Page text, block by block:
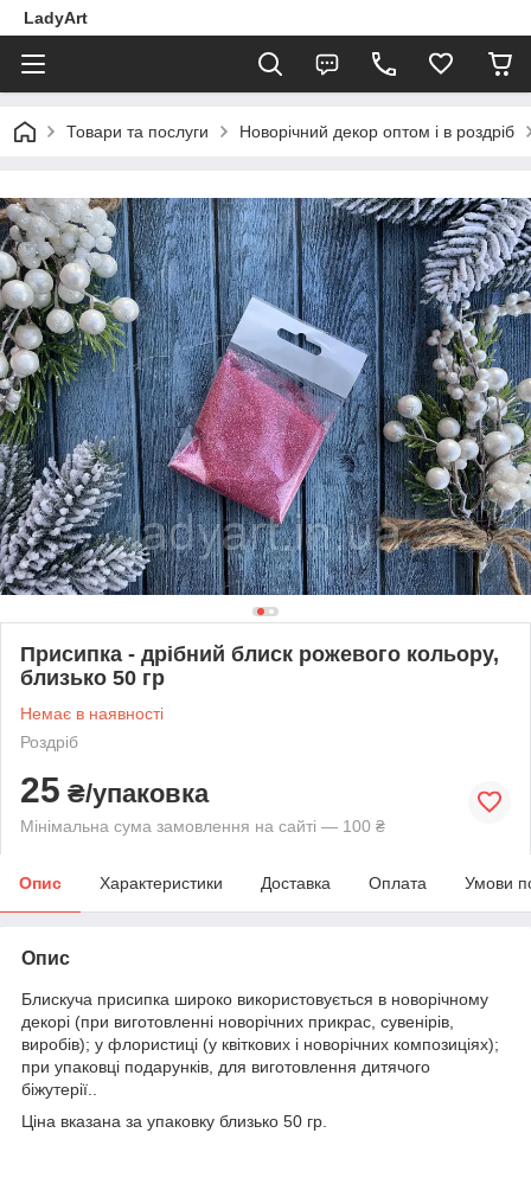
LadyArt
Товари та послуги Новорічний декор оптом і в роздріб
Присипка - дрібний блиск рожевого кольору,
близько 50 гр
Немає в наявності
Роздріб
25 ₴/упаковка
Мінімальна сума замовлення на сайті — 100 ₴
Опис Характеристики Доставка Оплата Умови
Опис
Блискуча присипка широко використовується в новорічному
декорі (при виготовленні новорічних прикрас, сувенірів,
виробів); у флористиці (у квіткових і новорічних композиціях);
при упаковці подарунків, для виготовлення дитячого
біжутерії..
Ціна вказана за упаковку близько 50 гр.